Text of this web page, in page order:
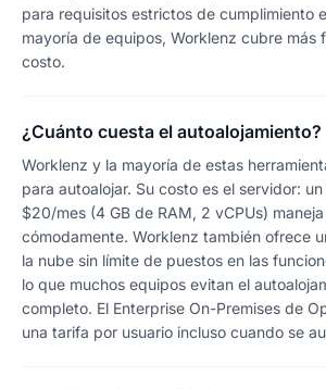
para requisitos estrictos de cumplimiento
mayoría de equipos, Worklenz cubre más
costo.
¿Cuánto cuesta el autoalojamiento?
Worklenz y la mayoría de estas
para autoalojar. Su costo es el servidor:
$20/mes (4 GB de RAM, 2 vCPUs)
cómodamente. Worklenz también ofrece
la nube sin límite de puestos en las
lo que muchos equipos evitan el
completo. El Enterprise On-Premises de
una tarifa por usuario incluso cuando se